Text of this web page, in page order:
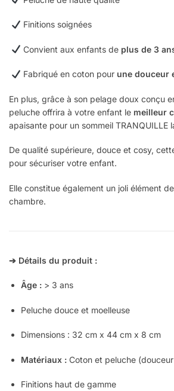
Finitions soignées
Convient aux enfants de plus de 3
Fabriqué en coton pour une douceur
En plus, grâce à son pelage doux conçu
peluche offrira à votre enfant le meilleur
apaisante pour un sommeil TRANQUILLE
De qualité supérieure, douce et cosy,
pour sécuriser votre enfant.
Elle constitue également un joli élément
chambre.
➔ Détails du produit :
Âge : > 3 ans
Peluche douce et moelleuse
Dimensions : 32 cm x 44 cm x 8 cm
Matériaux : Coton et peluche
Finitions haut de gamme